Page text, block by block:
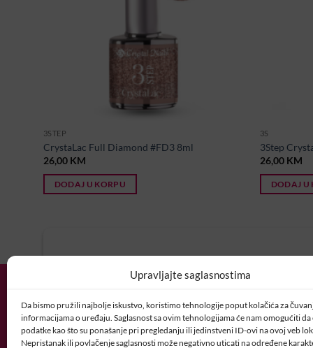
Upravljajte saglasnostima
Da bismo pružili najbolje iskustvo, koristimo tehnologije poput kolačića za
informacijama o uređaju. Saglasnost sa ovim tehnologijama će nam omogućiti
podatke kao što su ponašanje pri pregledanju ili jedinstveni ID-ovi na ovoj veb
Nepristanak ili povlačenje saglasnosti može negativno uticati na određene
3STEP
CrystaLac Full Diamond #FD3 8ml
26,00 KM
DODAJ U KORPU
3S
3Step
26,00 KM
DODAJ U
Vaš CV i motivaciono pismo šaljite